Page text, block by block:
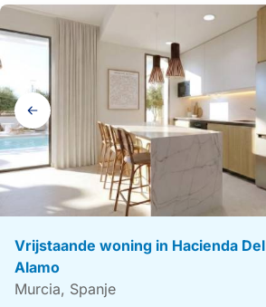
Galerij
navigatie
Vrijstaande woning in Hacienda Del
Alamo
Murcia, Spanje